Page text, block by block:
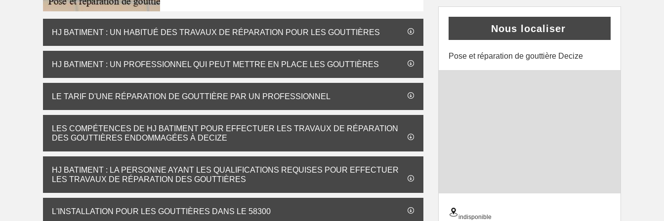
HJ BATIMENT : UN HABITUÉ DES TRAVAUX DE RÉPARATION POUR LES GOUTTIÈRES
HJ BATIMENT : UN PROFESSIONNEL QUI PEUT METTRE EN PLACE LES GOUTTIÈRES
LE TARIF D'UNE RÉPARATION DE GOUTTIÈRE PAR UN PROFESSIONNEL
LES COMPÉTENCES DE HJ BATIMENT POUR EFFECTUER LES TRAVAUX DE RÉPARATION
DES GOUTTIÈRES ENDOMMAGÉES À DECIZE
HJ BATIMENT : LA PERSONNE AYANT LES QUALIFICATIONS REQUISES POUR EFFECTUER
LES TRAVAUX DE RÉPARATION DES GOUTTIÈRES
L'INSTALLATION POUR LES GOUTTIÈRES DANS LE 58300
Nous localiser
Pose et réparation de gouttière Decize
indisponible